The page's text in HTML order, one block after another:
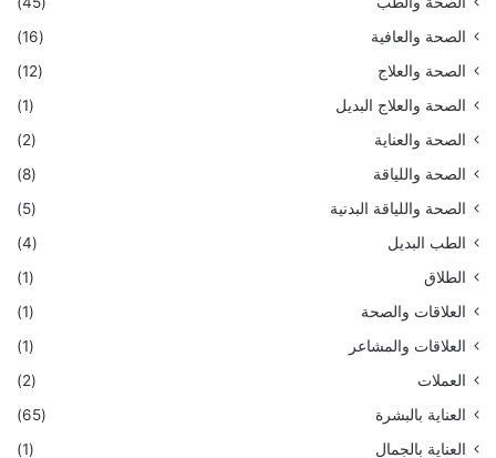
الصحة والعافية
(16)
الصحة والعلاج
(12)
الصحة والعلاج البديل
(1)
الصحة والعناية
(2)
الصحة واللياقة
(8)
الصحة واللياقة البدنية
(5)
الطب البديل
(4)
الطلاق
(1)
العلاقات والصحة
(1)
العلاقات والمشاعر
(1)
العملات
(2)
العناية بالبشرة
(65)
العناية بالجمال
(1)